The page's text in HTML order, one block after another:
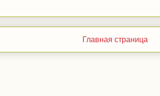
Главная страница